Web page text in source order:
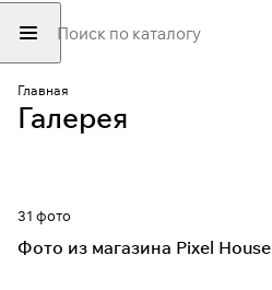
Главная
Галерея
31 фото
Фото из магазина Pixel House